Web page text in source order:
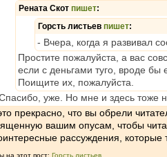
Рената Скот пишет:
Горсть листьев пишет:
- Вчера, когда я развивал
Простите пожалуйста, а вас
если с деньгами туго, вроде
Поищите их, пожалуйста.
уже. Но мне и здесь тоже
прекрасно, что вы обрели
вашим опусам, чтобы
рассуждения,
на этот пост: Горсть листьев